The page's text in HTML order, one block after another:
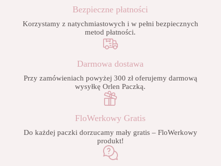
Bezpieczne płatności
Korzystamy z natychmiastowych i w pełni bezpiecznych
metod płatności.
Darmowa dostawa
Przy zamówieniach powyżej 300 zł oferujemy darmową
wysyłkę Orlen Paczką.
FloWerkowy Gratis
Do każdej paczki dorzucamy mały gratis – FloWerkowy
produkt!